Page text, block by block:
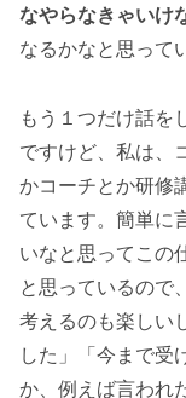
なやらなきゃいけ
なるかなと思って
もう１つだけ話を
ですけど、私は、
かコーチとか研修
ています。簡単に
いなと思ってこの
と思っているので
考えるのも楽しい
した」「今まで受
か、例えば言われ